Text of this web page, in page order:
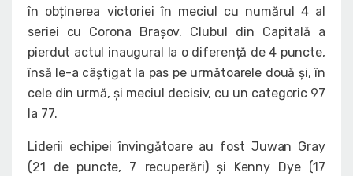
în obținerea victoriei în meciul cu numărul 4 al
seriei cu Corona Brașov. Clubul din Capitală a
pierdut actul inaugural la o diferență de 4 puncte,
însă le-a câștigat la pas pe următoarele două și, în
cele din urmă, și meciul decisiv, cu un categoric 97
la 77.
Liderii echipei învingătoare au fost Juwan Gray
(21 de puncte, 7 recuperări) și Kenny Dye (17